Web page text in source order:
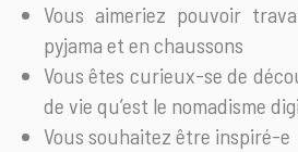
Vous aimeriez pouvoir
pyjama et en chaussons
Vous êtes curieux-se de
de vie qu’est le nomadisme
Vous souhaitez être inspiré-e